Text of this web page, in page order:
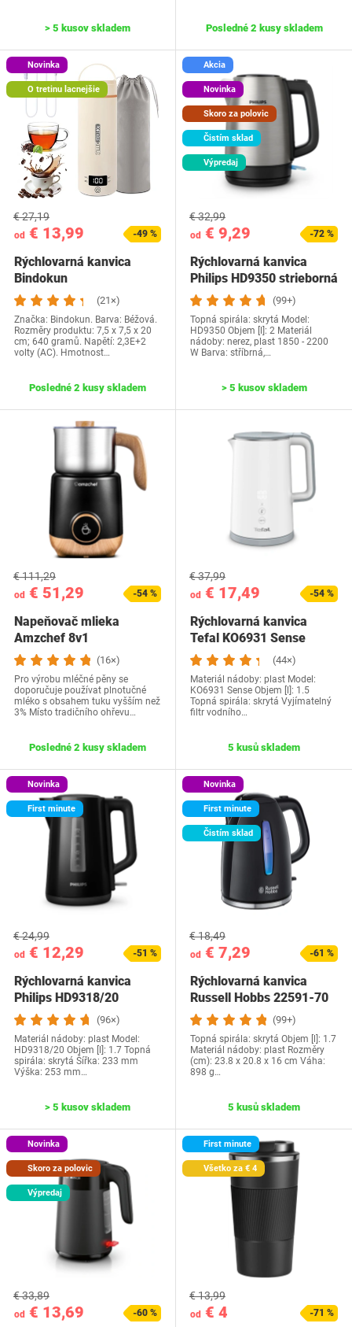
> 5 kusov skladem Posledné 2 kusy skladem
Novinka
O tretinu lacnejšie
od € 13,99
€ 27,19
-49 %
Rýchlovarná kanvica
Bindokun
(21×)
Značka: Bindokun. Barva: Béžová.
Rozměry produktu: ‎7,5 x 7,5 x 20
cm; 640 gramů. Napětí: 2,3E+2
volty (AC). Hmotnost…
Posledné 2 kusy skladem
Akcia
Novinka
Skoro za polovic
Čistím sklad
Výpredaj
od € 9,29
€ 32,99
-72 %
Rýchlovarná kanvica
Philips HD9350 strieborná
(99+)
Topná spirála: skrytá Model:
HD9350 Objem [l]: 2 Materiál
nádoby: nerez, plast 1850 - 2200
W Barva: stříbrná,…
> 5 kusov skladem
od € 51,29
€ 111,29
-54 %
Napeňovač mlieka
Amzchef 8v1
(16×)
Pro výrobu mléčné pěny se
doporučuje používat plnotučné
mléko s obsahem tuku vyšším než
3% Místo tradičního ohřevu…
Posledné 2 kusy skladem
od € 17,49
€ 37,99
-54 %
Rýchlovarná kanvica
Tefal KO6931 Sense
(44×)
Materiál nádoby: plast Model:
KO6931 Sense Objem [l]: 1.5
Topná spirála: skrytá Vyjímatelný
filtr vodního…
5 kusů skladem
Novinka
First minute
od € 12,29
€ 24,99
-51 %
Rýchlovarná kanvica
Philips HD9318/20
(96×)
Materiál nádoby: plast Model:
HD9318/20 Objem [l]: 1.7 Topná
spirála: skrytá Šířka: 233 mm
Výška: 253 mm…
> 5 kusov skladem
Novinka
First minute
Čistím sklad
od € 7,29
€ 18,49
-61 %
Rýchlovarná kanvica
Russell Hobbs 22591-70
(99+)
Topná spirála: skrytá Objem [l]: 1.7
Materiál nádoby: plast Rozměry
(cm): 23.8 x 20.8 x 16 cm Váha:
898 g…
5 kusů skladem
Novinka
Skoro za polovic
Výpredaj
od € 13,69
€ 33,89
-60 %
First minute
Všetko za € 4
od € 4
€ 13,99
-71 %